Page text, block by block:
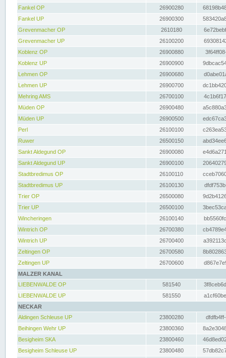
Fankel OP
26900280
Fankel UP
26900300
Grevenmacher OP
2610180
Grevenmacher UP
26100200
Koblenz OP
26900880
Koblenz UP
26900900
Lehmen OP
26900680
Lehmen UP
26900700
Mehring AMS
26700100
Müden OP
26900480
Müden UP
26900500
Perl
26100100
Ruwer
26500150
Sankt Aldegund OP
26900080
Sankt Aldegund UP
26900100
Stadtbredimus OP
26100110
Stadtbredimus UP
26100130
Trier OP
26500080
Trier UP
26500100
Wincheringen
26100140
Wintrich OP
26700380
Wintrich UP
26700400
Zeltingen OP
26700580
Zeltingen UP
26700600
MALZER KANAL
LIEBENWALDE OP
581540
LIEBENWALDE UP
581550
NECKAR
Aldingen Schleuse UP
23800280
Beihingen Wehr UP
23800360
Besigheim SKA
23800460
Besigheim Schleuse UP
23800480